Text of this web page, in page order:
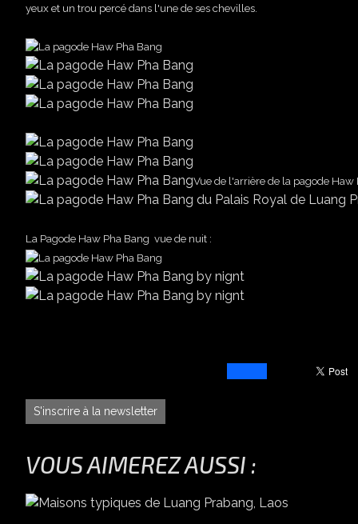
yeux et un trou percé dans l'une de ses chevilles.
Vue de l'arrière de la pagode
La Pagode Haw Pha Bang vue de nuit :
S'inscrire à la newsletter
VOUS AIMEREZ AUSSI :